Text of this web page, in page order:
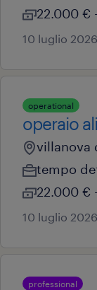
22.000 €
10 luglio 2026
operational
operaio
villanova
tempo
22.000 €
10 luglio 2026
professional